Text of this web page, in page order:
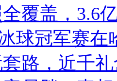
覆盖，3.6
球冠军赛在
路，近千